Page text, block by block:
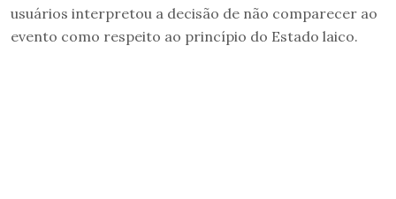
usuários interpretou a decisão de não comparecer ao
evento como respeito ao princípio do Estado laico.